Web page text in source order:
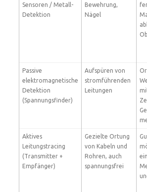
Sensoren / Metall-
Detektion
Bewehrung,
Nägel
Passive
elektromagnetische
Detektion
(Spannungsfinder)
Aufspüren von
stromführenden
Leitungen
Aktives
Leitungstracing
(Transmitter +
Empfänger)
Gezielte Ortung
von Kabeln und
Rohren, auch
spannungsfrei